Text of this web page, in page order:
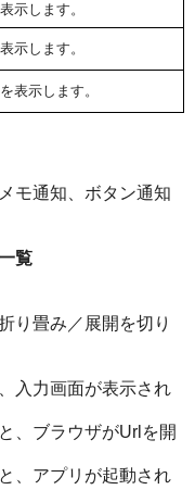
示します。
示します。
表示します。
モ通知、ボタン通知
覧
り畳み／展開を切り
入力画面が表示され
、ブラウザがUrlを開
、アプリが起動され